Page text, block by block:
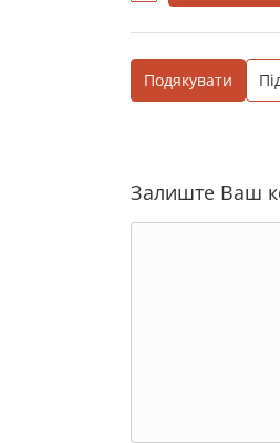
Подякувати
Залиште Ваш